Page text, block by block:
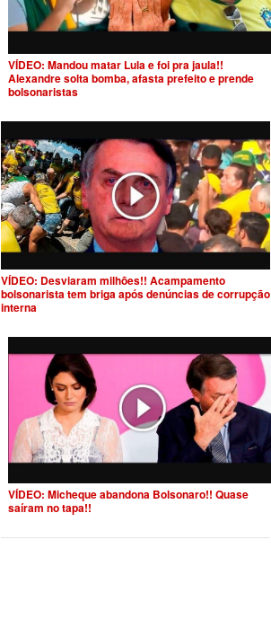
VÍDEO: Mandou matar Lula e foi pra jaula!!
Alexandre solta bomba, afasta prefeito e prende
bolsonaristas
VÍDEO: Desviaram milhões!! Acampamento
bolsonarista tem briga após denúncias de corrupção
interna
VÍDEO: Micheque abandona Bolsonaro!! Quase
saíram no tapa!!